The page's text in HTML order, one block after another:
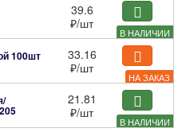
В НАЛИЧИИ
39.6
₽/шт
НА ЗАКАЗ
100шт
33.16
₽/шт
В НАЛИЧИИ
21.81
₽/шт